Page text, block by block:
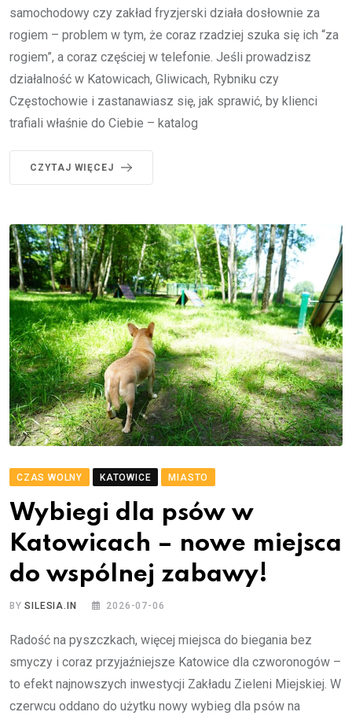
samochodowy czy zakład fryzjerski działa dosłownie za
rogiem – problem w tym, że coraz rzadziej szuka się ich “za
rogiem”, a coraz częściej w telefonie. Jeśli prowadzisz
działalność w Katowicach, Gliwicach, Rybniku czy
Częstochowie i zastanawiasz się, jak sprawić, by klienci
trafiali właśnie do Ciebie – katalog
CZYTAJ WIĘCEJ
CZAS WOLNY KATOWICE MIASTO
Wybiegi dla psów w
Katowicach – nowe miejsca
do wspólnej zabawy!
BYSILESIA.IN 2026-07-06
Radość na pyszczkach, więcej miejsca do biegania bez
smyczy i coraz przyjaźniejsze Katowice dla czworonogów –
to efekt najnowszych inwestycji Zakładu Zieleni Miejskiej. W
czerwcu oddano do użytku nowy wybieg dla psów na